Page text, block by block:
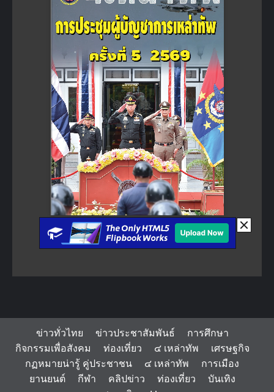
ข่าวทั่วไทย ข่าวประชาสัมพันธ์
การศึกษา
กิจกรรมเพื่อสังคม
ท่องเที่ยว ๔ เหล่าทัพ
เศรษฐกิจ
กฏหมายน่ารู้ คู่ประชาชน
๔ เหล่าทัพ
การเมือง
ยานยนต์
กีฬา คลิปข่าว ท่องเที่ยว
บันเทิง